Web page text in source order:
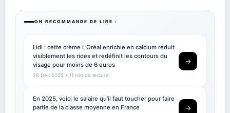
ON RECOMMANDE DE LIRE :
Lidl : cette crème L’Oréal enrichie en calcium réduit
visiblement les rides et redéfinit les contours du
visage pour moins de 6 euros
29 Déc 2025 • 11 min de lecture
→
En 2025, voici le salaire qu’il faut toucher pour faire
partie de la classe moyenne en France
→